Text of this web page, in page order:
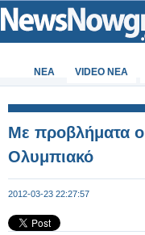
ΝΕΑ VIDEO NEA
Με προβλήματα
Ολυμπιακό
2012-03-23 22:27:57